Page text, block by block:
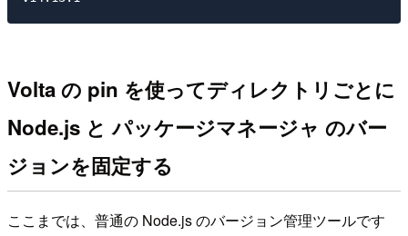
Volta の pin を使ってディレクトリごとに
Node.js と パッケージマネージャ のバー
ジョンを固定する
ここまでは、普通の Node.js のバージョン管理ツールです